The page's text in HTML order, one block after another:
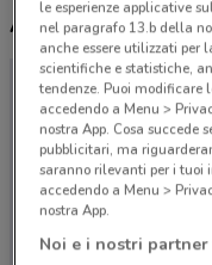
Altri volantini
le esperienze applicative
nel paragrafo 13.b della
anche essere utilizzati per
scientifiche e statistiche,
tendenze. Puoi modificare
accedendo a Menu >
nostra App. Cosa succede
pubblicitari, ma
saranno rilevanti per i tuoi
accedendo a Menu >
nostra App.
Noi e i nostri